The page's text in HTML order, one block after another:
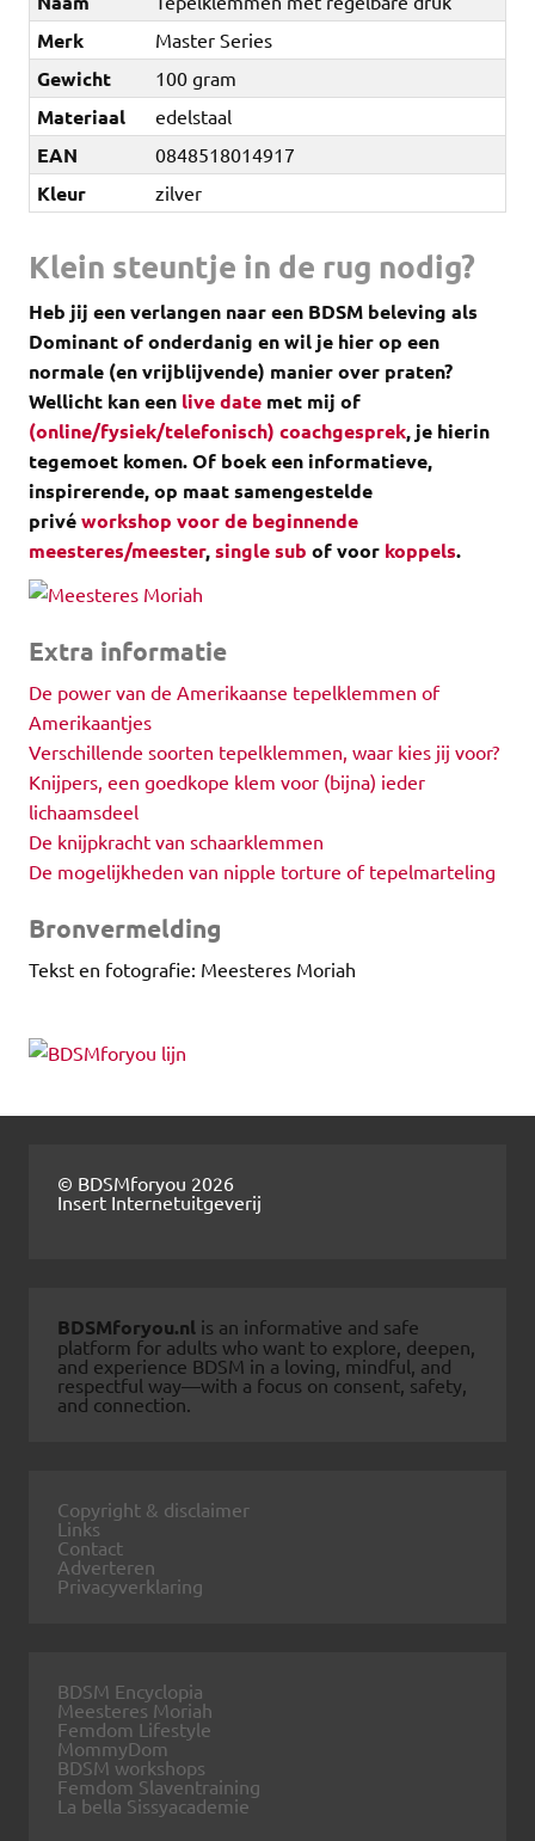
Merk Master Series
Gewicht 100 gram
Materiaal edelstaal
EAN 0848518014917
Kleur zilver
Klein steuntje in de rug nodig?
Heb jij een verlangen naar een BDSM beleving als
Dominant of onderdanig en wil je hier op een
normale (en vrijblijvende) manier over praten?
Wellicht kan een live date met mij of
(online/fysiek/telefonisch) coachgesprek, je hierin
tegemoet komen.Of boek een informatieve,
inspirerende, op maat samengestelde
privéworkshop voor de beginnende
meesteres/meester,single sub of voor koppels.
Extra informatie
De power van de Amerikaanse tepelklemmen of
Amerikaantjes
Verschillende soorten tepelklemmen, waar kies jij voor?
Knijpers, een goedkope klem voor (bijna) ieder
lichaamsdeel
De knijpkracht van schaarklemmen
De mogelijkheden van nipple torture of tepelmarteling
Bronvermelding
Tekst en fotografie: Meesteres Moriah
© BDSMforyou 2026
Insert Internetuitgeverij
BDSMforyou.nl is an informative and safe
platform for adults who want to explore, deepen,
and experience BDSM in a loving, mindful, and
respectful way—with a focus on consent, safety,
and connection.
Copyright & disclaimer
Links
Contact
Adverteren
Privacyverklaring
BDSM Encyclopia
Meesteres Moriah
Femdom Lifestyle
MommyDom
BDSM workshops
Femdom Slaventraining
La bella Sissyacademie